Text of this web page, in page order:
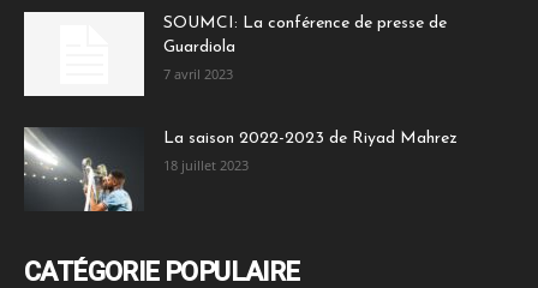
SOUMCI: La conférence de presse de
Guardiola
7 avril 2023
La saison 2022-2023 de Riyad Mahrez
18 juillet 2023
CATÉGORIE POPULAIRE